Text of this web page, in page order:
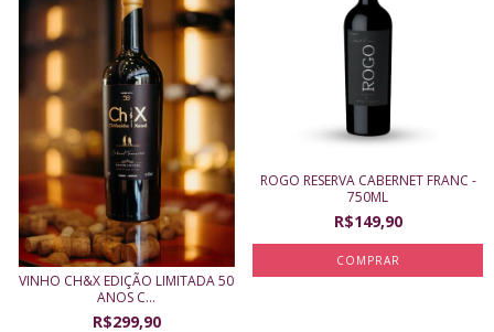
VINHO CH&X EDIÇÃO LIMITADA 50
ANOS C...
R$299,90
ROGO RESERVA CABERNET FRANC -
750ML
R$149,90